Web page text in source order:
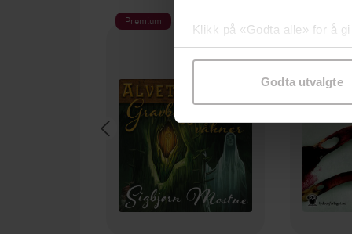
Klikk på «Godta alle» for å
samtykke til spesifikke
Godta utvalgte
Premium